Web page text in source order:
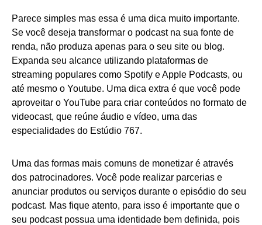
Parece simples mas essa é uma dica muito importante.
Se você deseja transformar o podcast na sua fonte de
renda, não produza apenas para o seu site ou blog.
Expanda seu alcance utilizando plataformas de
streaming populares como Spotify e Apple Podcasts, ou
até mesmo o Youtube. Uma dica extra é que você pode
aproveitar o YouTube para criar conteúdos no formato de
videocast, que reúne áudio e vídeo, uma das
especialidades do Estúdio 767.
Uma das formas mais comuns de monetizar é através
dos patrocinadores. Você pode realizar parcerias e
anunciar produtos ou serviços durante o episódio do seu
podcast. Mas fique atento, para isso é importante que o
seu podcast possua uma identidade bem definida, pois